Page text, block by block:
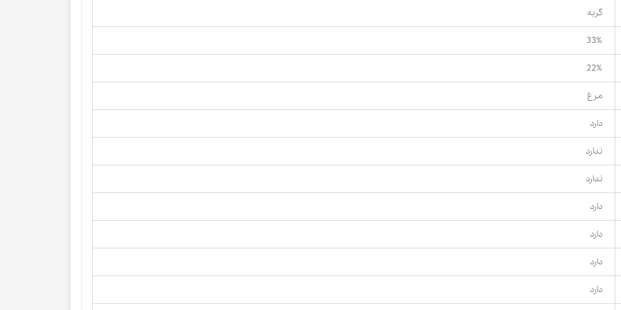
گربه
33%
22%
مرغ
دارد
ندارد
ندارد
دارد
دارد
دارد
دارد